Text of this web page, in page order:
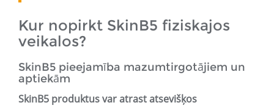
Kur nopirkt SkinB5 fiziskajos
veikalos?
SkinB5 pieejamība mazumtirgotājiem un
aptiekām
SkinB5 produktus var atrast atsevišķos